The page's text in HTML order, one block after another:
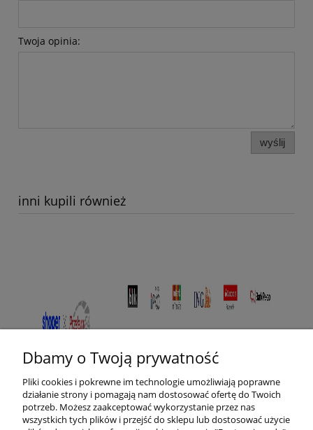
Twoja opinia:
wyślij
inni kupili również
Dbamy o Twoją prywatność
Pliki cookies i pokrewne im technologie umożliwiają poprawne
działanie strony i pomagają nam dostosować ofertę do Twoich
potrzeb. Możesz zaakceptować wykorzystanie przez nas
wszystkich tych plików i przejść do sklepu lub dostosować użycie